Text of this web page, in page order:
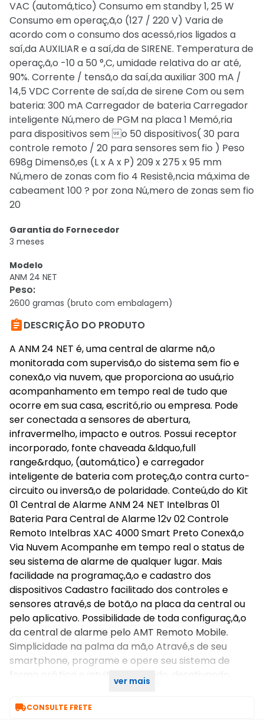
VAC (automá,tico) Consumo em standby 1, 25 W
Consumo em operaç,ã,o (127 / 220 V) Varia de
acordo com o consumo dos acessó,rios ligados a
saí,da AUXILIAR e a saí,da de SIRENE. Temperatura de
operaç,ã,o -10 a 50 °,C, umidade relativa do ar até,
90%. Corrente / tensã,o da saí,da auxiliar 300 mA /
14,5 VDC Corrente de saí,da de sirene Com ou sem
bateria: 300 mA Carregador de bateria Carregador
inteligente Nú,mero de PGM na placa 1 Memó,ria
para dispositivos sem o 50 dispositivos( 30 para
controle remoto / 20 para sensores sem fio ) Peso
698g Dimensõ,es (L x A x P) 209 x 275 x 95 mm
Nú,mero de zonas com fio 4 Resistê,ncia má,xima de
cabeament 100 ? por zona Nú,mero de zonas sem fio
20
Garantia do Fornecedor
3 meses
Modelo
ANM 24 NET
Peso:
2600 gramas (bruto com embalagem)
DESCRIÇÃO DO PRODUTO
A ANM 24 NET é, uma central de alarme nã,o
monitorada com supervisã,o do sistema sem fio e
conexã,o via nuvem, que proporciona ao usuá,rio
acompanhamento em tempo real de tudo que
ocorre em sua casa, escritó,rio ou empresa. Pode
ser conectada a sensores de abertura,
infravermelho, impacto e outros. Possui receptor
incorporado, fonte chaveada &ldquo,full
range&rdquo, (automá,tico) e carregador
inteligente de bateria com proteç,ã,o contra curto-
circuito ou inversã,o de polaridade. Conteú,do do Kit
01 Central de Alarme ANM 24 NET Intelbras 01
Bateria Para Central de Alarme 12v 02 Controle
Remoto Intelbras XAC 4000 Smart Preto Conexã,o
Via Nuvem Acompanhe em tempo real o status de
seu sistema de alarme de qualquer lugar. Mais
facilidade na programaç,ã,o e cadastro dos
dispositivos Cadastro facilitado dos controles e
sensores atravé,s de botã,o na placa da central ou
pelo aplicativo. Possibilidade de toda configuraç,ã,o
da central de alarme pelo AMT Remoto Mobile.
Simplicidade na palma da mã,o Atravé,s de seu
smartphone, programe e opere seu sistema de
forma prá,tica e intuitiva, ativando, desativando,
ver mais
CONSULTE FRETE